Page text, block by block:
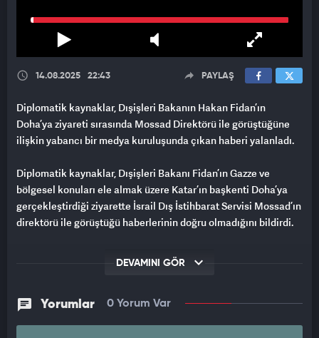
14.08.2025 22:43 PAYLAŞ
Diplomatik kaynaklar, Dışişleri Bakanın Hakan Fidan’ın
Doha’ya ziyareti sırasında Mossad Direktörü ile görüştüğüne
ilişkin yabancı bir medya kuruluşunda çıkan haberi yalanladı.
Diplomatik kaynaklar, Dışişleri Bakanı Fidan’ın Gazze ve
bölgesel konuları ele almak üzere Katar’ın başkenti Doha’ya
gerçekleştirdiği ziyarette İsrail Dış İstihbarat Servisi Mossad’ın
direktörü ile görüştüğü haberlerinin doğru olmadığını bildirdi.
Diplomatik kaynaklar tarafından yapılan açıklamada, "Dışişleri
DEVAMINI GÖR
Yorumlar 0 Yorum Var